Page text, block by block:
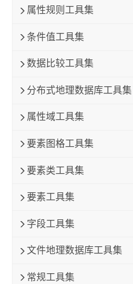
属性规则工具集
条件值工具集
数据比较工具集
分布式地理数据库工具集
属性域工具集
要素图格工具集
要素类工具集
要素工具集
字段工具集
文件地理数据库工具集
常规工具集